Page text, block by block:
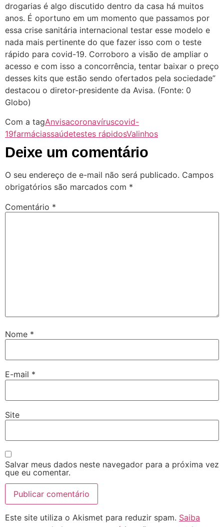
drogarias é algo discutido dentro da casa há muitos
anos. É oportuno em um momento que passamos por
essa crise sanitária internacional testar esse modelo e
nada mais pertinente do que fazer isso com o teste
rápido para covid-19. Corroboro a visão de ampliar o
acesso e com isso a concorrência, tentar baixar o preço
desses kits que estão sendo ofertados pela sociedade”
destacou o diretor-presidente da Avisa. (Fonte: 0
Globo)
Com a tagAnvisacoronavíruscovid-
19farmáciassaúdetestes rápidosValinhos
Deixe um comentário
O seu endereço de e-mail não será publicado. Campos
obrigatórios são marcados com *
Comentário *
Nome *
E-mail *
Site
Salvar meus dados neste navegador para a próxima vez
que eu comentar.
Este site utiliza o Akismet para reduzir spam. Saiba